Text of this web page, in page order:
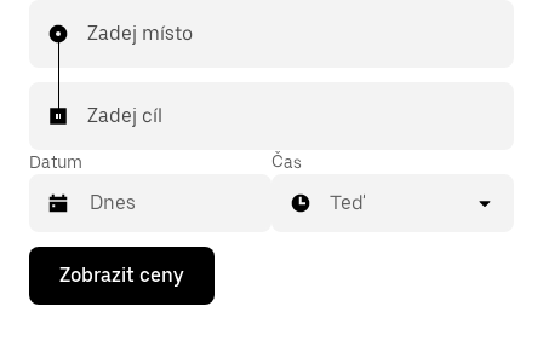
Zadej místo
Zadej cíl
Datum
Stisknutím
klávesy
se
Čas
Teď
Zobrazit ceny